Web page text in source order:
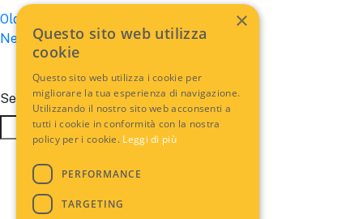
Posts
navigation
Older posts
Newer posts
Search
Search
×
Questo sito web utilizza
cookie
Questo sito web utilizza i cookie per
migliorare la tua esperienza di navigazione.
Utilizzando il nostro sito web acconsenti a
tutti i cookie in conformità con la nostra
policy per i cookie. Leggi di più
PERFORMANCE
TARGETING